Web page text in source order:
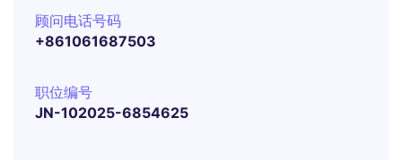
顾问电话号码
+861061687503
职位编号
JN-102025-6854625